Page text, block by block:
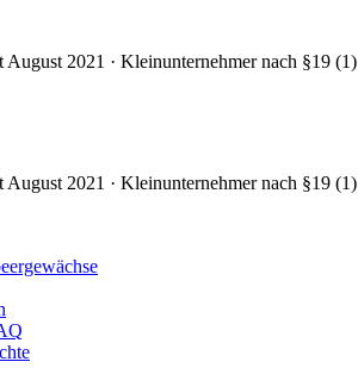
August 2021 · Kleinunternehmer nach §19
August 2021 · Kleinunternehmer nach §19